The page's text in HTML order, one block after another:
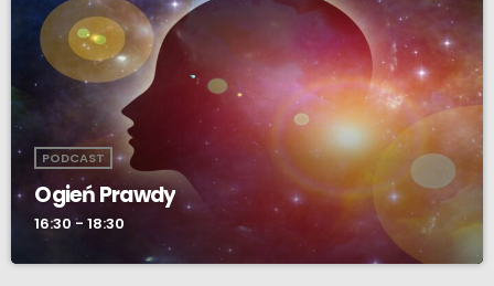
PODCAST
Ogień Prawdy
16:30 - 18:30